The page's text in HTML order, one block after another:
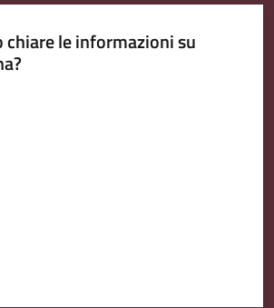
chiare le informazioni su